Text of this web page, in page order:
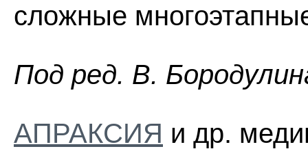
сложные
Пoд peд. B.
АПРАКСИЯ и др.